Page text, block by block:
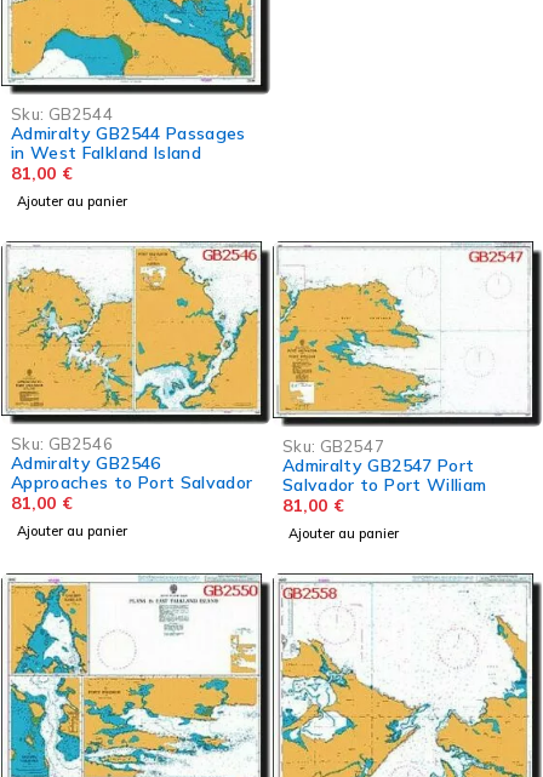
Sku: GB2544
Admiralty GB2544 Passages
in West Falkland Island
81,00 €
Ajouter au panier
Sku: GB2546
Admiralty GB2546
Approaches to Port Salvador
81,00 €
Ajouter au panier
Sku: GB2547
Admiralty GB2547 Port
Salvador to Port William
81,00 €
Ajouter au panier